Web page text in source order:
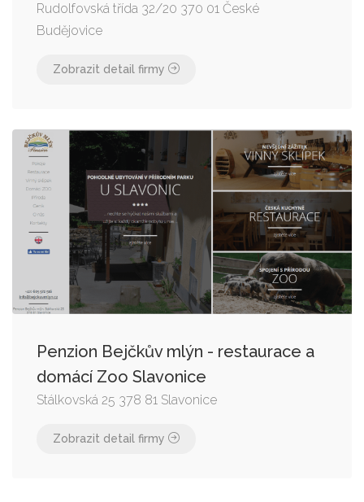
Rudolfovská třída 32/20 370 01 České
Budějovice
Zobrazit detail firmy
Penzion Bejčkův mlýn - restaurace a
domácí Zoo Slavonice
Stálkovská 25 378 81 Slavonice
Zobrazit detail firmy